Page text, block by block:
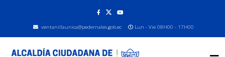
ventanillaunica@pedernales.gob.ec Lun - Vie 08H00 - 17H00